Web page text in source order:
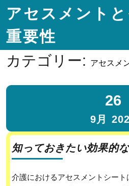
アセスメント
重要性
カテゴリー: アセスメ
26
9月
知っておきたい効果的
介護におけるアセスメントシートは、ケアマネジャーが利